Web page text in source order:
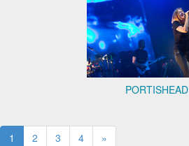
PORTISHEAD
1 2 3 4 »